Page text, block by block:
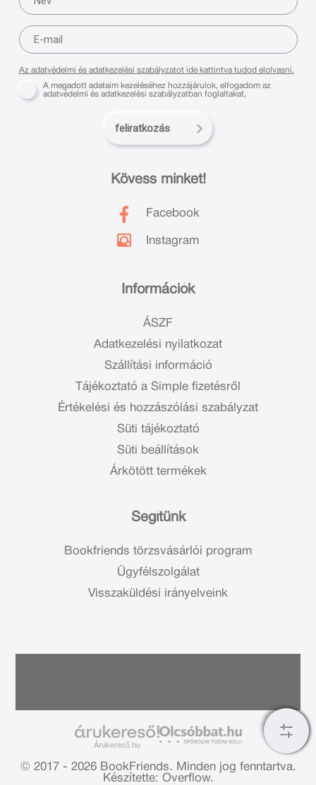
Információk
ÁSZF
Adatkezelési nyilatkozat
Szállítási információ
Tájékoztató a Simple fizetésről
Értékelési és hozzászólási szabályzat
Süti tájékoztató
Süti beállítások
Árkötött termékek
Segítünk
Bookfriends törzsvásárlói program
Ügyfélszolgálat
Visszaküldési irányelveink
Kövess minket!
Facebook
Instagram
Az adatvédelmi és adatkezelési szabályzatot ide kattintva tudod elolvasni.
A megadott adataim kezeléséhez hozzájárulok, elfogadom az
adatvédelmi és adatkezelési szabályzatban foglaltakat,
feliratkozás
Árukereső.hu
© 2017 - 2026 BookFriends. Minden jog fenntartva.
Készítette: Overflow.